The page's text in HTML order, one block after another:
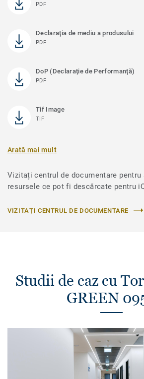
PDF
Declarația de mediu a produsului
PDF
DoP (Declarație de Performanță)
PDF
Tif Image
TIF
Arată mai mult
Vizitați centrul de documentare pentru
resursele ce pot fi descărcate pentru
VIZITAȚI CENTRUL DE DOCUMENTARE
Studii de caz cu
GREEN